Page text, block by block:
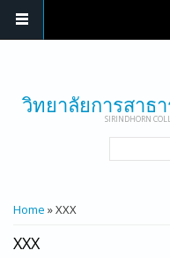
วิทยาลัยการสาธ
SIRINDHORN
YOU ARE HERE
Home » XXX
XXX